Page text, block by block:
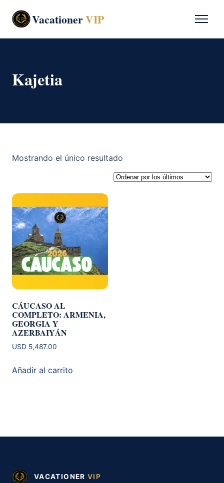
VacationerVIP
Kajetia
Mostrando el único resultado
CÁUCASO AL
COMPLETO: ARMENIA,
GEORGIA Y
AZERBAIYÁN
USD 5,487.00
Añadir al carrito
VACATIONER VIP